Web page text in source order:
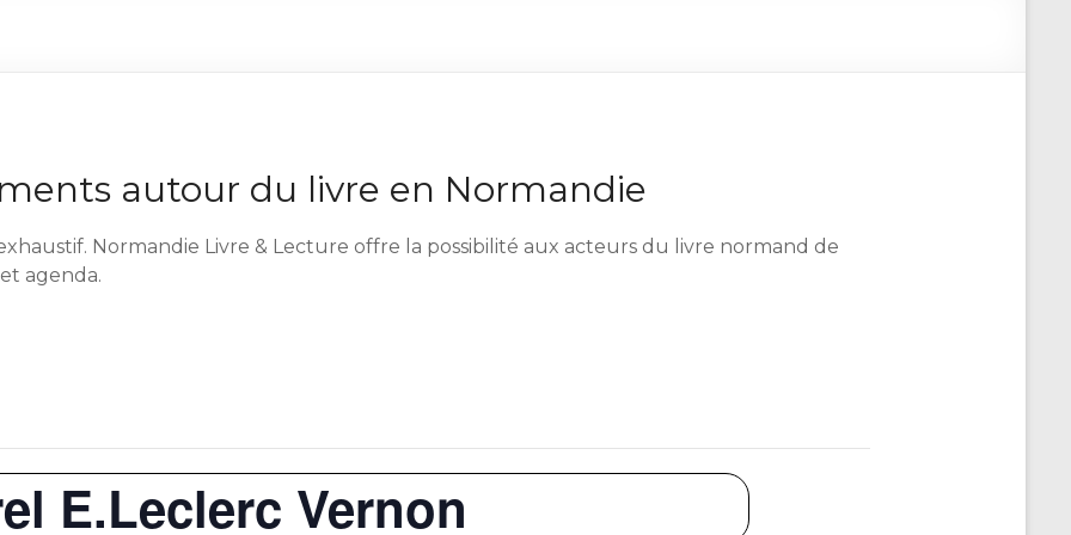
autour du livre en Normandie
Normandie Livre & Lecture offre la possibilité aux acteurs du livre normand de
agenda.
E.Leclerc Vernon